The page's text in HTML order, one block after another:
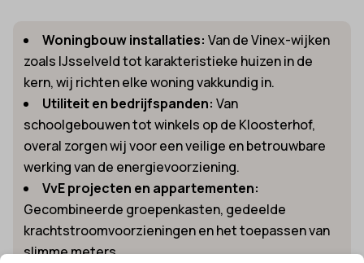
Woningbouw installaties: Van de Vinex-wijken
zoals IJsselveld tot karakteristieke huizen in de
kern, wij richten elke woning vakkundig in.
Utiliteit en bedrijfspanden: Van
schoolgebouwen tot winkels op de Kloosterhof,
overal zorgen wij voor een veilige en betrouwbare
werking van de energievoorziening.
VvE projecten en appartementen:
Gecombineerde groepenkasten, gedeelde
krachtstroomvoorzieningen en het toepassen van
slimme meters.